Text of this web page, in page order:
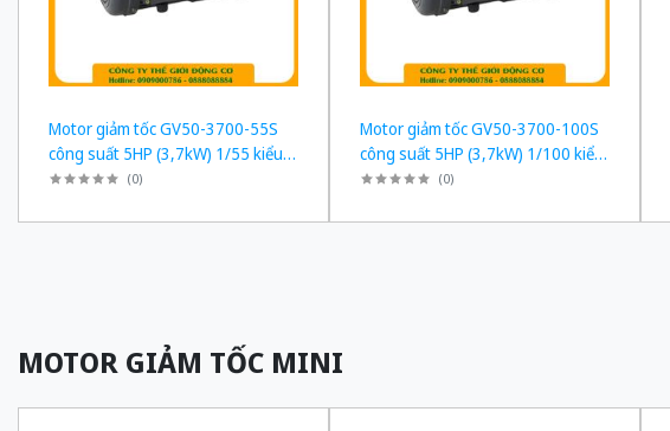
Motor giảm tốc GV50-3700-55S
công suất 5HP (3,7kW) 1/55 kiểu
lắp Mặt bích
(0)
Motor giảm tốc GV50-3700-100S
công suất 5HP (3,7kW) 1/100 kiểu
lắp Mặt bích
(0)
MOTOR GIẢM TỐC MINI